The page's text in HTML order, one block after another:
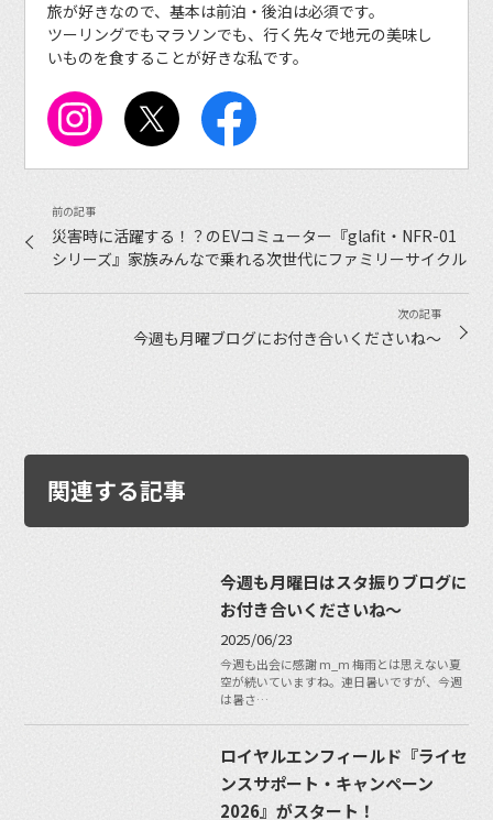
旅が好きなので、基本は前泊・後泊は必須です。
ツーリングでもマラソンでも、行く先々で地元の美味し
いものを食することが好きな私です。
災害時に活躍する！？のEVコミューター『glafit・NFR-01
シリーズ』家族みんなで乗れる次世代にファミリーサイクル
今週も月曜ブログにお付き合いくださいね〜
関連する記事
今週も月曜日はスタ振りブログに
お付き合いくださいね〜
2025/06/23
今週も出会に感謝 m_m 梅雨とは思えない夏
空が続いていますね。連日暑いですが、今週
は暑さ…
ロイヤルエンフィールド『ライセ
ンスサポート・キャンペーン
2026』がスタート！